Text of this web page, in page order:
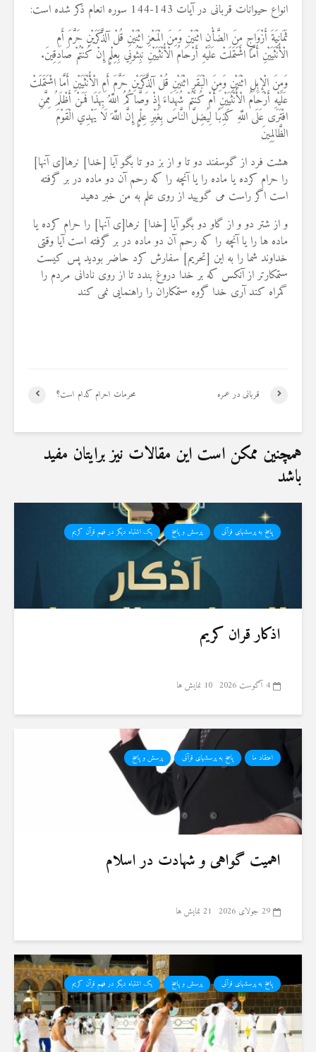
انواع حیوانات قربانی در آیات 143-144 سوره انعام ذکر شده است:
ثَمَانِيَةَ أَزْوَاجٍ مِنَ الضَّأْنِ اثْنَيْنِ وَمِنَ الْمَعْزِ اثْنَيْنِ قُلْ آلذَّكَرَيْنِ حَرَّمَ أَمِ
الْأُنْثَيَيْنِ أَمَّا اشْتَمَلَتْ عَلَيْهِ أَرْحَامُ الْأُنْثَيَيْنِ نَبِّئُونِي بِعِلْمٍ إِنْ كُنْتُمْ صَادِقِينَ.
وَمِنَ الْإِبِلِ اثْنَيْنِ وَمِنَ الْبَقَرِ اثْنَيْنِ قُلْ آلذَّكَرَيْنِ حَرَّمَ أَمِ الْأُنْثَيَيْنِ أَمَّا اشْتَمَلَتْ
عَلَيْهِ أَرْحَامُ الْأُنْثَيَيْنِ أَمْ كُنْتُمْ شُهَدَاءَ إِذْ وَصَّاكُمُ اللَّهُ بِهَذَا فَمَنْ أَظْلَمُ مِمَّنِ
افْتَرَى عَلَى اللَّهِ كَذِبًا لِيُضِلَّ النَّاسَ بِغَيْرِ عِلْمٍ إِنَّ اللَّهَ لَا يَهْدِي الْقَوْمَ
الظَّالِمِينَ
هشت فرد از گوسفند دو تا و از بز دو تا بگو آيا [خدا] نرها[ى آنها]
را حرام كرده يا ماده را يا آنچه را كه رحم آن دو ماده در بر گرفته
است اگر راست مى‏ گوييد از روى علم به من خبر دهيد
و از شتر دو و از گاو دو بگو آيا [خدا] نرها[ى آنها] را حرام كرده يا
ماده ‏ها را يا آنچه را كه رحم آن دو ماده در بر گرفته است آيا وقتى
خداوند شما را به اين [تحريم] سفارش كرد حاضر بوديد پس كيست
‏ستمكارتر از آنكس كه بر خدا دروغ بندد تا از روى نادانى مردم را
گمراه كند آرى خدا گروه ستمكاران را راهنمايى نمى ‏كند
محرمات احرام کدام است؟ قربانی در عمره
همچنین ممکن است این مقالات نیز برایتان مفید
باشد
پاسخ به پرسشهای قرآنی پرسش و پاسخ یک اشتباه دیگر در فهم قرآن کریم
اذکار قران کریم
4 آگوست 2026 10 نمایش ها
اعتقاد ما پاسخ به پرسشهای قرآنی پرسش و پاسخ
اهمیت گواهی و شهادت در اسلام
29 جولای 2026 21 نمایش ها
پاسخ به پرسشهای قرآنی پرسش و پاسخ یک اشتباه دیگر در فهم قرآن کریم
19 جولای 2026